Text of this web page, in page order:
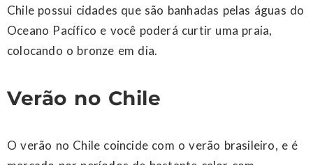
Chile possui cidades que são banhadas pelas águas do
Oceano Pacífico e você poderá curtir uma praia,
colocando o bronze em dia.
Verão no Chile
O verão no Chile coincide com o verão brasileiro, e é